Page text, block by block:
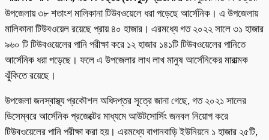
উপজেলায় ৩৮ শতাংশ মালিকানা টিউবওয়েলে ধরা পড়েছে আর্সেনিক। এ উপজেলায়
মালিকানা টিউবওয়েল রয়েছে প্রায় ৪০ হাজার। এরমধ্যে গত ২০২২ সালে ৩১ হাজার
৯৬০ টি টিউবওয়েলের পানি পরীক্ষা করে ১২ হাজার ১৪১টি টিউবওয়েলের পানিতে
আর্সেনিক ধরা পড়েছে। ফলে এ উপজেলার লাখ লাখ মানুষ আর্সেনিকের মারাত্মক
ঝুঁকিতে রয়েছে।
উপজেলা জনস্বাস্থ্য প্রকৌশল অধিদপ্তর সূত্রে জানা গেছে, গত ২০২১ সালের
ডিসেম্বরে আর্সেনিক প্রজেক্টের মাধ্যমে আউটসোর্সিং জনবল নিয়োগ করে
টিউবওয়েলের পানি পরীক্ষা করা হয়। এরমধ্যে বাগানবাড়ি ইউনিয়নে ১ হাজার ২৫টি,